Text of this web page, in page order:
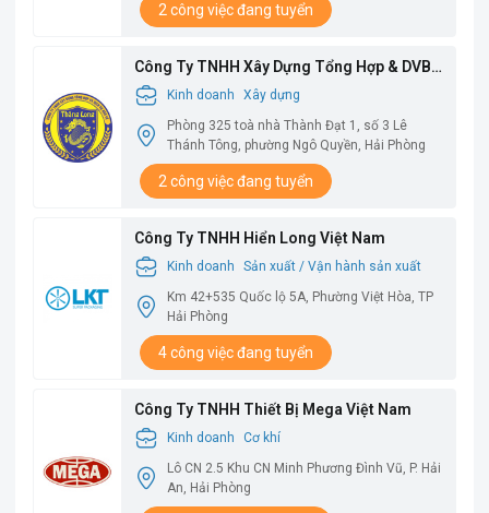
2 công việc đang tuyển
Công Ty TNHH Xây Dựng Tổng Hợp & DVBV
Thăng Long
Kinh doanh
Xây dựng
Phòng 325 toà nhà Thành Đạt 1, số 3 Lê
Thánh Tông, phường Ngô Quyền, Hải Phòng
2 công việc đang tuyển
Công Ty TNHH Hiển Long Việt Nam
Kinh doanh
Sản xuất / Vận hành sản xuất
Km 42+535 Quốc lộ 5A, Phường Việt Hòa, TP
Hải Phòng
4 công việc đang tuyển
Công Ty TNHH Thiết Bị Mega Việt Nam
Kinh doanh
Cơ khí
Lô CN 2.5 Khu CN Minh Phương Đình Vũ, P. Hải
An, Hải Phòng